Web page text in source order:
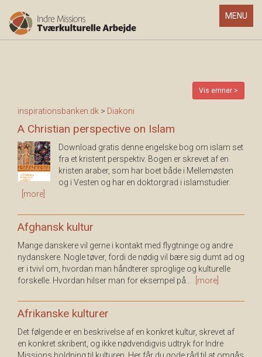
Toggle
MENU
Vis emner >
inspirationsbanken.dk > Diakoni
A Christian perspective on Islam
Download gratis denne engelske bog om islam set
fra et kristent perspektiv. Bogen er skrevet af en
kristen araber, som har boet både i Mellemøsten
og i Vesten og har en doktorgrad i islamstudier.
[more]
Afghansk kultur
Mange danskere vil gerne i kontakt med flygtninge og andre
nydanskere. Nogle tøver, fordi de nødig vil bære sig dumt ad og
er i tvivl om, hvordan man håndterer sproglige og kulturelle
forskelle. Hvordan hilser man for eksempel på...
[more]
Afrikanske kulturer
Det følgende er en beskrivelse af en konkret kultur, skrevet af
en konkret skribent, og ikke nødvendigvis udtryk for Indre